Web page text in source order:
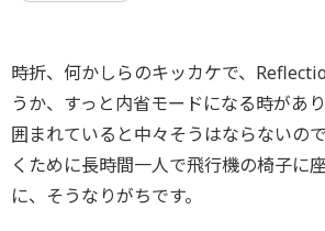
時折、何かしらのキッカケで、
うか、すっと内省モードになる時があ
囲まれていると中々そうはならないの
くために長時間一人で飛行機の椅子に
に、そうなりがちです。